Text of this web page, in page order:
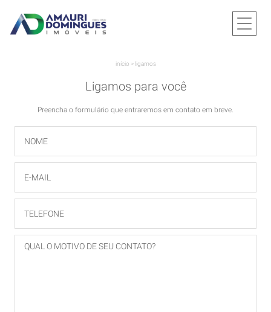
início > ligamos
Ligamos para você
Preencha o formulário que entraremos em contato em breve.